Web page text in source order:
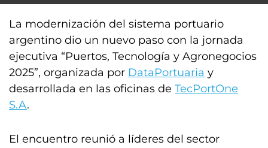
La modernización del sistema portuario
argentino dio un nuevo paso con la jornada
ejecutiva “Puertos, Tecnología y Agronegocios
2025”, organizada por DataPortuaria y
desarrollada en las oficinas de TecPortOne
S.A.
El encuentro reunió a líderes del sector